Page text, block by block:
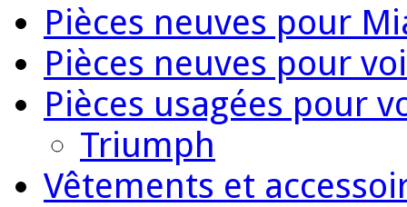
Pièces neuves pour
Pièces neuves pour
Pièces usagées pour
Triumph
Vêtements et